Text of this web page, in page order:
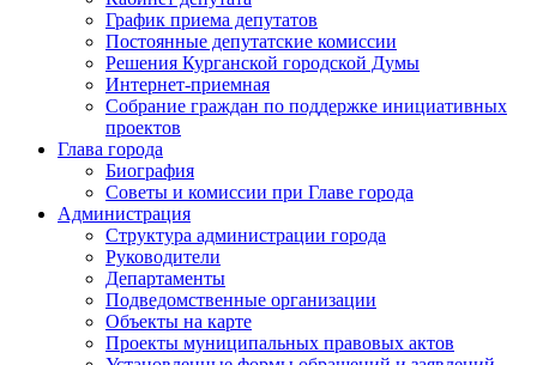
График приема депутатов
Постоянные депутатские комиссии
Решения Курганской городской Думы
Интернет-приемная
Собрание граждан по поддержке инициативных
проектов
Глава города
Биография
Советы и комиссии при Главе города
Администрация
Структура администрации города
Руководители
Департаменты
Подведомственные организации
Объекты на карте
Проекты муниципальных правовых актов